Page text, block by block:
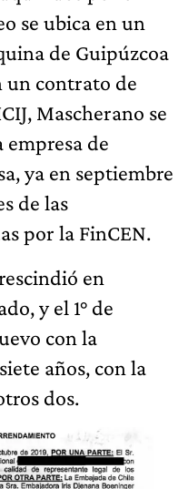
se ubica en un
de Guipúzcoa
un contrato de
Mascherano se
de
ya en septiembre
de las
por la FinCEN.
en
y el 1° de
con la
años, con la
dos.